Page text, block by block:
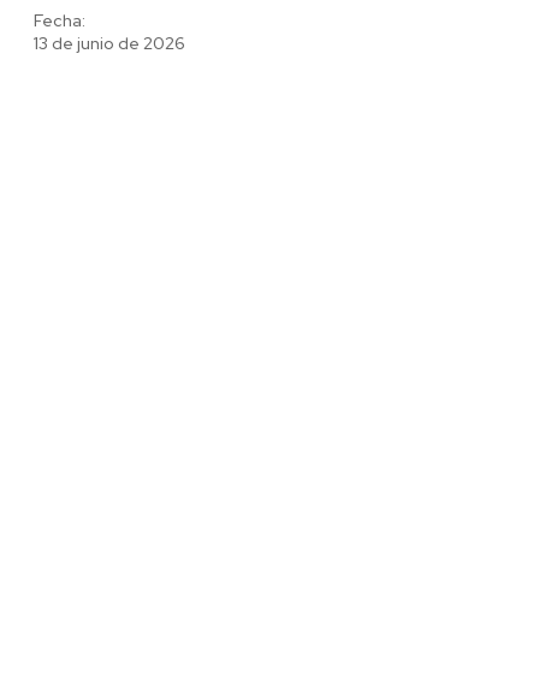
Fecha:
13 de junio de 2026